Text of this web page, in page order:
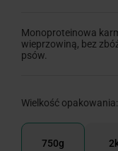
Monoproteinowa
wieprzowiną, bez
psów.
Wielkość opakowania:
750g